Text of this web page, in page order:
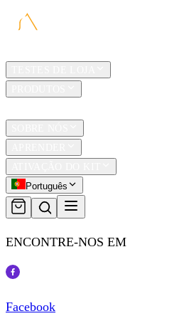
Português
ENCONTRE-NOS EM
Facebook